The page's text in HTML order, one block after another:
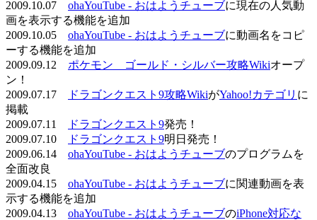
2009.10.07 ohaYouTube - おはようチューブに現在の人気動
画を表示する機能を追加
2009.10.05 ohaYouTube - おはようチューブに動画名をコピ
ーする機能を追加
2009.09.12 ポケモン ゴールド・シルバー攻略Wikiオープ
ン！
2009.07.17
ドラゴンクエスト9攻略WikiがYahoo!カテゴリ に
掲載
2009.07.11
ドラゴンクエスト9発売！
2009.07.10
ドラゴンクエスト9明日発売！
2009.06.14 ohaYouTube - おはようチューブのプログラムを
全面改良
2009.04.15 ohaYouTube - おはようチューブに関連動画を表
示する機能を追加
2009.04.13 ohaYouTube - おはようチューブのiPhone対応な